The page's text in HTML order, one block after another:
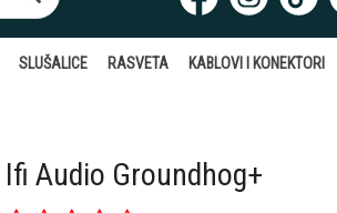
SLUŠALICE RASVETA KABLOVI I KONEKTORI
Ifi Audio Groundhog+